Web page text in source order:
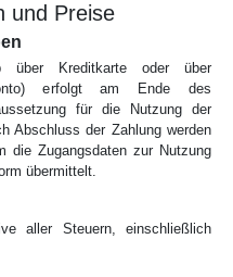
und Preise
über Kreditkarte oder über
erfolgt am Ende des
für die Nutzung der
Abschluss der Zahlung werden
die Zugangsdaten zur Nutzung
übermittelt.
aller Steuern, einschließlich